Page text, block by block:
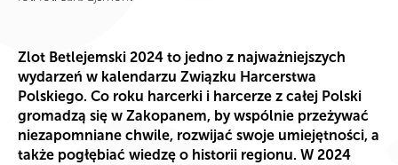
Zlot Betlejemski 2024 to jedno z najważniejszych
wydarzeń w kalendarzu Związku Harcerstwa
Polskiego. Co roku harcerki i harcerze z całej Polski
gromadzą się w Zakopanem, by wspólnie przeżywać
niezapomniane chwile, rozwijać swoje umiejętności, a
także pogłębiać wiedzę o historii regionu. W 2024